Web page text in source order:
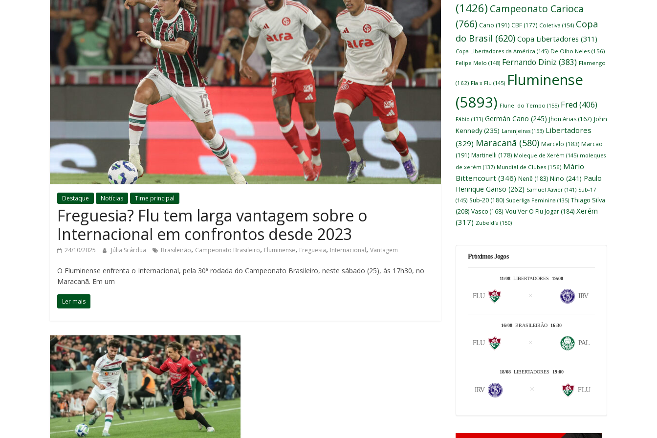
Destaque Notícias Time principal
Freguesia? Flu tem larga vantagem sobre o
Internacional em confrontos desde 2023
24/10/2025 Júlia Scárdua Brasileirão, Campeonato Brasileiro, Fluminense, Freguesia, Internacional, Vantagem
O Fluminense enfrenta o Internacional, pela 30ª rodada do Campeonato Brasileiro, neste sábado (25), às 17h30, no
Maracanã. Em um
Ler mais
(1426) Campeonato Carioca
(766) Cano (191) CBF (177) Coletiva (154) Copa
do Brasil (620) Copa Libertadores (311)
Copa Libertadores da América (145) De Olho Neles (156)
Felipe Melo (148) Fernando Diniz (383) Flamengo
(162) Fla x Flu (145) Fluminense
(5893) Flunel do Tempo (155) Fred (406)
Fábio (133) Germán Cano (245) Jhon Arias (167) John
Kennedy(235) Laranjeiras (153) Libertadores
(329) Maracanã (580) Marcelo (183) Marcão
(191) Martinelli (178) Moleque de Xerém (145) moleques
de xerém (137) Mundial de Clubes (156) Mário
Bittencourt (346) Nenê (183) Nino (241) Paulo
Henrique Ganso (262) Samuel Xavier (141) Sub-17
(145) Sub-20 (180) Superliga Feminina (135) Thiago Silva
(208) Vasco (168) Vou Ver O Flu Jogar (184) Xerém
(317) Zubeldía (150)
Próximos Jogos
11/08 LIBERTADORES 19:00
FLU IRV
16/08 BRASILEIRÃO 16:30
FLU PAL
18/08LIBERTADORES 19:00
IRV FLU